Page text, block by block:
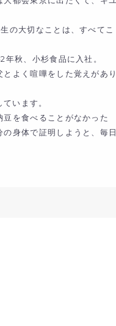
の大切なことは、すべてこ
秋、小杉食品に入社。
よく喧嘩をした覚えがあり
います。
を食べることがなかった
身体で証明しようと、毎日